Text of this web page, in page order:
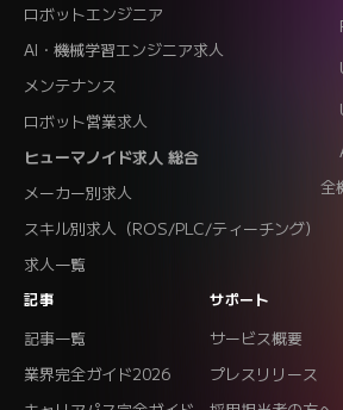
ロボットエンジニア
AI・機械学習エンジニア求人
メンテナンス
ロボット営業求人
ヒューマノイド求人 総合
メーカー別求人
スキル別求人（ROS/PLC/ティーチング）
求人一覧
全
記事
記事一覧
業界完全ガイド2026
サポート
サービス概要
プレスリリース